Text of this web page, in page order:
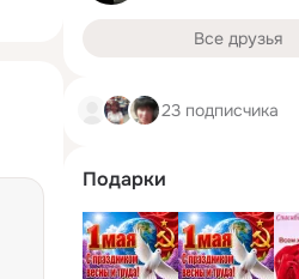
Все друзья
23 подписчика
Подарки